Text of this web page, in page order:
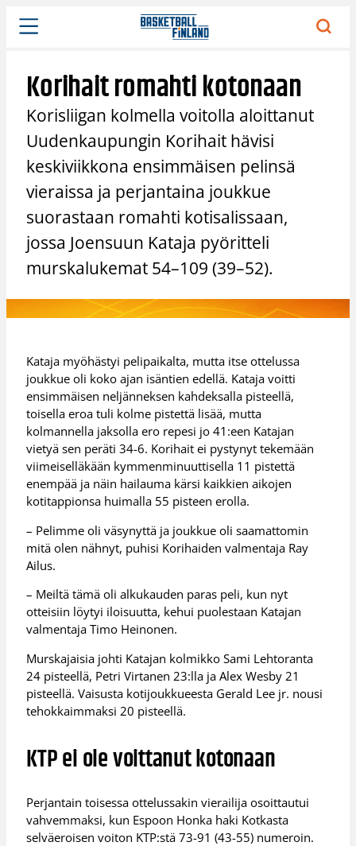
Siirry
sisältöön
Korihait romahti kotonaan
Korisliigan kolmella voitolla aloittanut
Uudenkaupungin Korihait hävisi
keskiviikkona ensimmäisen pelinsä
vieraissa ja perjantaina joukkue
suorastaan romahti kotisalissaan,
jossa Joensuun Kataja pyöritteli
murskalukemat 54–109 (39–52).
Kataja myöhästyi pelipaikalta, mutta itse ottelussa
joukkue oli koko ajan isäntien edellä. Kataja voitti
ensimmäisen neljänneksen kahdeksalla pisteellä,
toisella eroa tuli kolme pistettä lisää, mutta
kolmannella jaksolla ero repesi jo 41:een Katajan
vietyä sen peräti 34-6. Korihait ei pystynyt tekemään
viimeiselläkään kymmenminuuttisella 11 pistettä
enempää ja näin hailauma kärsi kaikkien aikojen
kotitappionsa huimalla 55 pisteen erolla.
– Pelimme oli väsynyttä ja joukkue oli saamattomin
mitä olen nähnyt, puhisi Korihaiden valmentaja Ray
Ailus.
– Meiltä tämä oli alkukauden paras peli, kun nyt
otteisiin löytyi iloisuutta, kehui puolestaan Katajan
valmentaja Timo Heinonen.
Murskajaisia johti Katajan kolmikko Sami Lehtoranta
24 pisteellä, Petri Virtanen 23:lla ja Alex Wesby 21
pisteellä. Vaisusta kotijoukkueesta Gerald Lee jr. nousi
tehokkaimmaksi 20 pisteellä.
KTP ei ole voittanut kotonaan
Perjantain toisessa ottelussakin vierailija osoittautui
vahvemmaksi, kun Espoon Honka haki Kotkasta
selväeroisen voiton KTP:stä 73-91 (43-55) numeroin.